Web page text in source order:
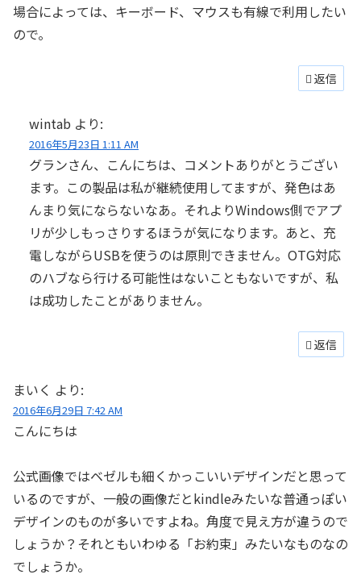
場合によっては、キーボード、マウスも有線で利用したい
ので。
返信
wintab より:
2016年5月23日 1:11 AM
グランさん、こんにちは、コメントありがとうござい
ます。この製品は私が継続使用してますが、発色はあ
んまり気にならないなあ。それよりWindows側でアプ
リが少しもっさりするほうが気になります。あと、充
電しながらUSBを使うのは原則できません。OTG対応
のハブなら行ける可能性はないこともないですが、私
は成功したことがありません。
返信
まいく より:
2016年6月29日 7:42 AM
こんにちは
公式画像ではベゼルも細くかっこいいデザインだと思って
いるのですが、一般の画像だとkindleみたいな普通っぽい
デザインのものが多いですよね。角度で見え方が違うので
しょうか？それともいわゆる「お約束」みたいなものなの
でしょうか。